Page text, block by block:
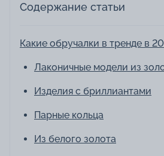
Содержание статьи
Какие обручалки в тренде в
Лаконичные модели из
Изделия с бриллиантами
Парные кольца
Из белого золота